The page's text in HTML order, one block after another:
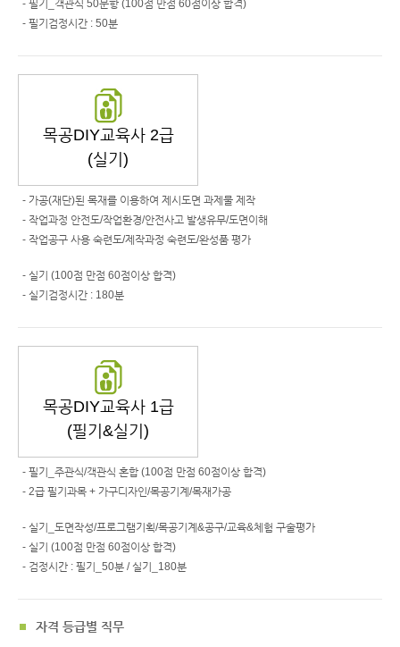
- 필기_객관식 50문항 (100점 만점 60점이상 합격)
- 필기검정시간 : 50분
목공DIY교육사 2급
(실기)
- 가공(재단)된 목재를 이용하여 제시도면 과제물 제작
- 작업과정 안전도/작업환경/안전사고 발생유무/도면이해
- 작업공구 사용 숙련도/제작과정 숙련도/완성품 평가
- 실기 (100점 만점 60점이상 합격)
- 실기검정시간 : 180분
목공DIY교육사 1급
(필기&실기)
- 필기_주관식/객관식 혼합 (100점 만점 60점이상 합격)
- 2급 필기과목 + 가구디자인/목공기계/목재가공
- 실기_도면작성/프로그램기획/목공기계&공구/교육&체험 구술평가
- 실기 (100점 만점 60점이상 합격)
- 검정시간 : 필기_50분 / 실기_180분
자격 등급별 직무